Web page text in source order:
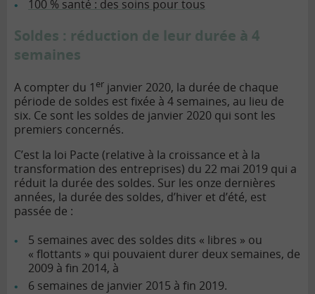
100 % santé : des soins pour tous
Soldes : réduction de leur durée à 4
semaines
A compter du 1 er janvier 2020, la durée de chaque
période de soldes est fixée à 4 semaines, au lieu de
six. Ce sont les soldes de janvier 2020 qui sont les
premiers concernés.
C’est la loi Pacte (relative à la croissance et à la
transformation des entreprises) du 22 mai 2019 qui a
réduit la durée des soldes. Sur les onze dernières
années, la durée des soldes, d’hiver et d’été, est
passée de :
5 semaines avec des soldes dits « libres » ou
« flottants » qui pouvaient durer deux semaines, de
2009 à fin 2014, à
6 semaines de janvier 2015 à fin 2019.